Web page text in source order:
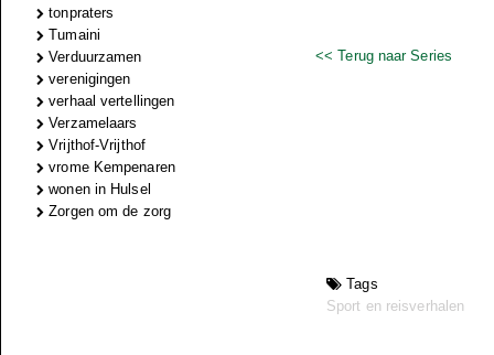
tonpraters
Tumaini
Verduurzamen
verenigingen
verhaal vertellingen
Verzamelaars
Vrijthof-Vrijthof
vrome Kempenaren
wonen in Hulsel
Zorgen om de zorg
<< Terug naar Series
Tags
Sport en reisverhalen